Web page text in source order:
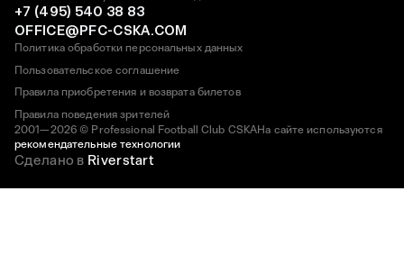
2001—2026 © Professional Football Club CSKAНа сайте используются
рекомендательные технологии
+7 (495) 540 38 83
OFFICE@PFC-CSKA.COM
Политика обработки персональных данных
Пользовательское соглашение
Правила приобретения и возврата билетов
Правила поведения зрителей
Сделано в Riverstart